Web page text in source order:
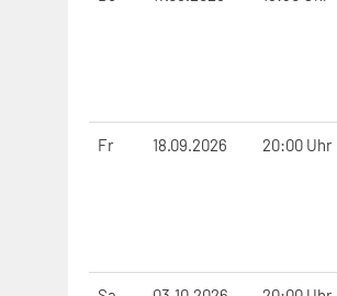
Fr 18.09.2026 20:00 Uhr